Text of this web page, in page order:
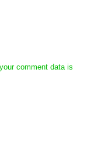
comment data is